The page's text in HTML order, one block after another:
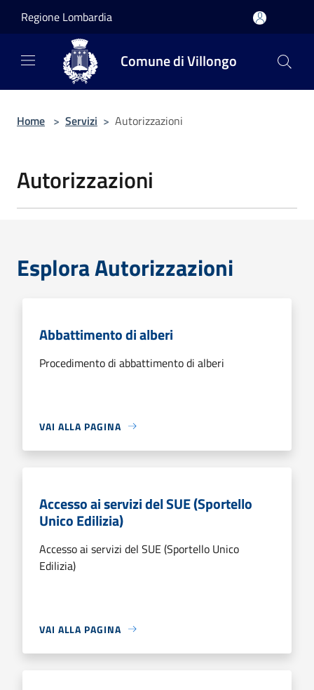
Regione Lombardia
Comune di Villongo
Home > Servizi > Autorizzazioni
Autorizzazioni
Esplora Autorizzazioni
Abbattimento di alberi
Procedimento di abbattimento di alberi
VAI ALLA PAGINA
Accesso ai servizi del SUE (Sportello
Unico Edilizia)
Accesso ai servizi del SUE (Sportello Unico
Edilizia)
VAI ALLA PAGINA